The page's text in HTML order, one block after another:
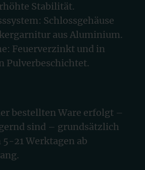
Stabilität.
Schlossgehäuse
aus Aluminium.
Feuerverzinkt und in
Pulverbeschichtet.
bestellten Ware erfolgt –
sind – grundsätzlich
21 Werktagen ab